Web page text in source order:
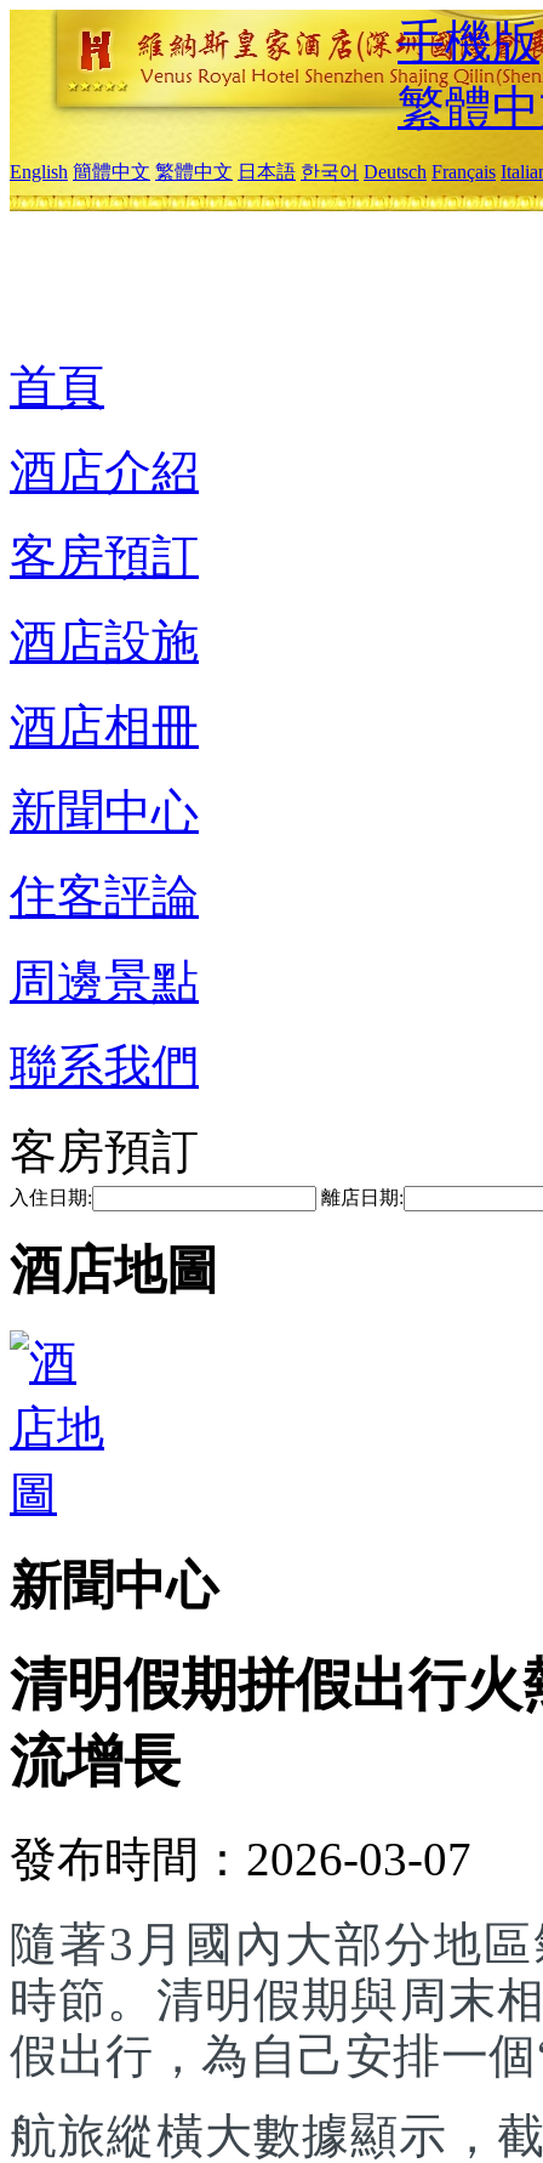
手機版
繁體
English 簡體中文 繁體中文 日本語 한국어 Deutsch Français
首頁
酒店介紹
客房預訂
酒店設施
酒店相冊
新聞中心
住客評論
周邊景點
聯系我們
客房預訂
入住日期: 離店日期:
酒店地圖
新聞中心
清明假期拼假出行
流增長
發布時間：2026-03-07
隨著3月國內大部分地
時節。清明假期與周末
假出行，為自己安排一
航旅縱橫大數據顯示，